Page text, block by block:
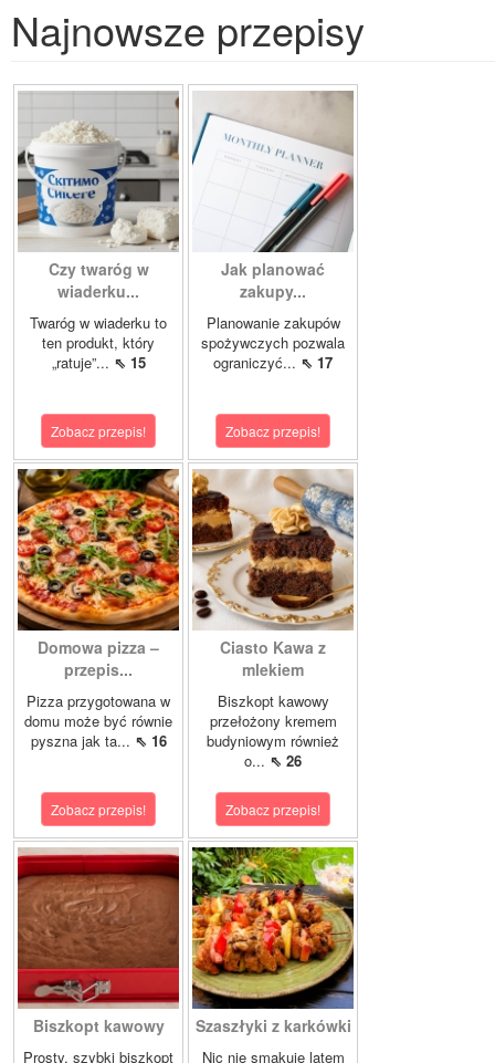
Najnowsze przepisy
Czy twaróg w
wiaderku...
Twaróg w wiaderku to
ten produkt, który
„ratuje”... ⇖ 15
Zobacz przepis!
Jak planować
zakupy...
Planowanie zakupów
spożywczych pozwala
ograniczyć... ⇖ 17
Zobacz przepis!
Domowa pizza –
przepis...
Pizza przygotowana w
domu może być równie
pyszna jak ta... ⇖ 16
Zobacz przepis!
Ciasto Kawa z
mlekiem
Biszkopt kawowy
przełożony kremem
budyniowym również
o... ⇖ 26
Zobacz przepis!
Biszkopt kawowy
Prosty, szybki biszkopt
Szaszłyki z karkówki
Nic nie smakuje latem